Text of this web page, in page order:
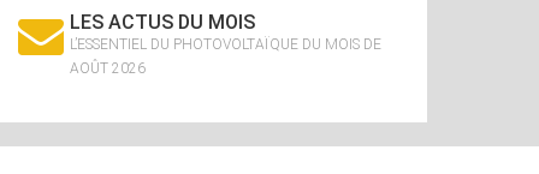
LES ACTUS DU MOIS
L’ESSENTIEL DU PHOTOVOLTAÏQUE DU MOIS DE
AOÛT 2026